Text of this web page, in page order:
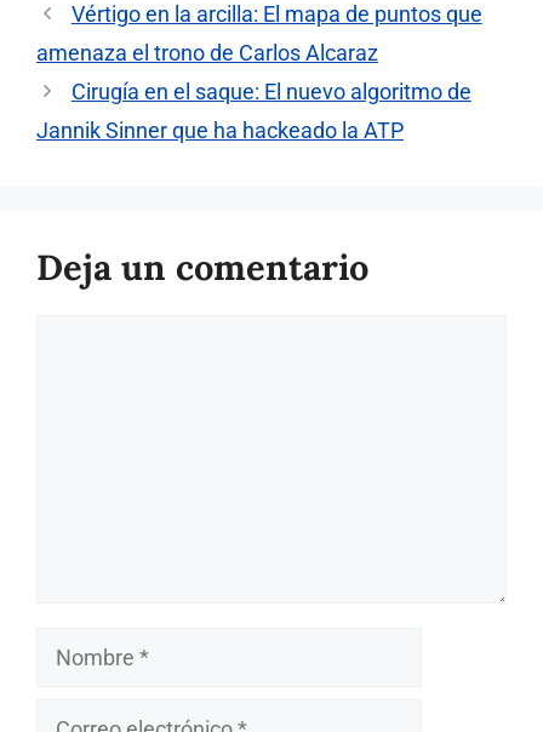
Vértigo en la arcilla: El mapa de puntos que
amenaza el trono de Carlos Alcaraz
Cirugía en el saque: El nuevo algoritmo de
Jannik Sinner que ha hackeado la ATP
Deja un comentario
Nombre
Correo